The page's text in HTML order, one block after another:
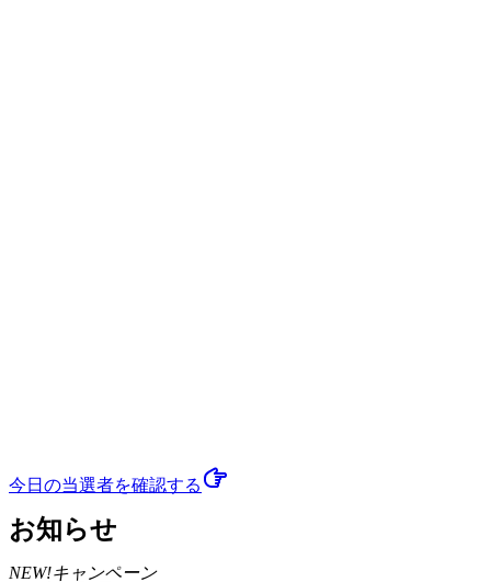
今日の当選者を確認する
お知らせ
NEW!キャンペーン